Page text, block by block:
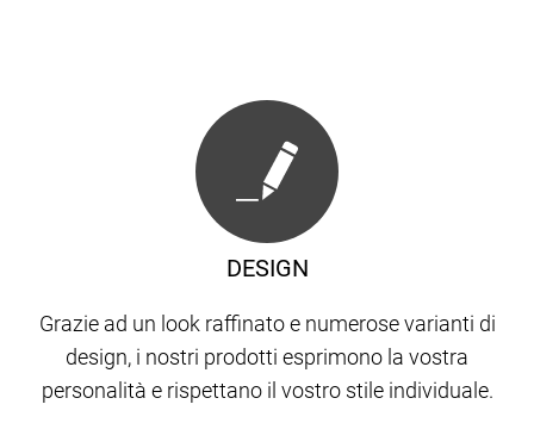
DESIGN
Grazie ad un look raffinato e numerose varianti di
design, i nostri prodotti esprimono la vostra
personalità e rispettano il vostro stile individuale.